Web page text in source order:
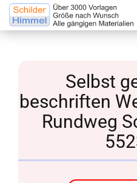
Selbst
beschriften
Rundweg